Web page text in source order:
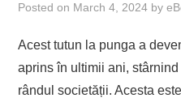
TRAVEL
EVENIMENTE
Posted on March 4, 2024 by
Acest tutun la punga a
aprins în ultimii ani,
rândul societății. Acesta